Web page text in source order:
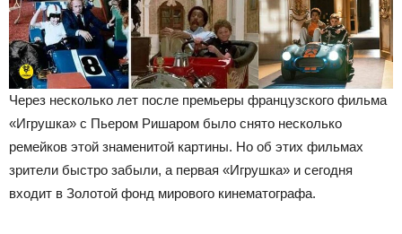
Через несколько лет после премьеры французского фильма
«Игрушка» с Пьером Ришаром было снято несколько
ремейков этой знаменитой картины. Но об этих фильмах
зрители быстро забыли, а первая «Игрушка» и сегодня
входит в Золотой фонд мирового кинематографа.